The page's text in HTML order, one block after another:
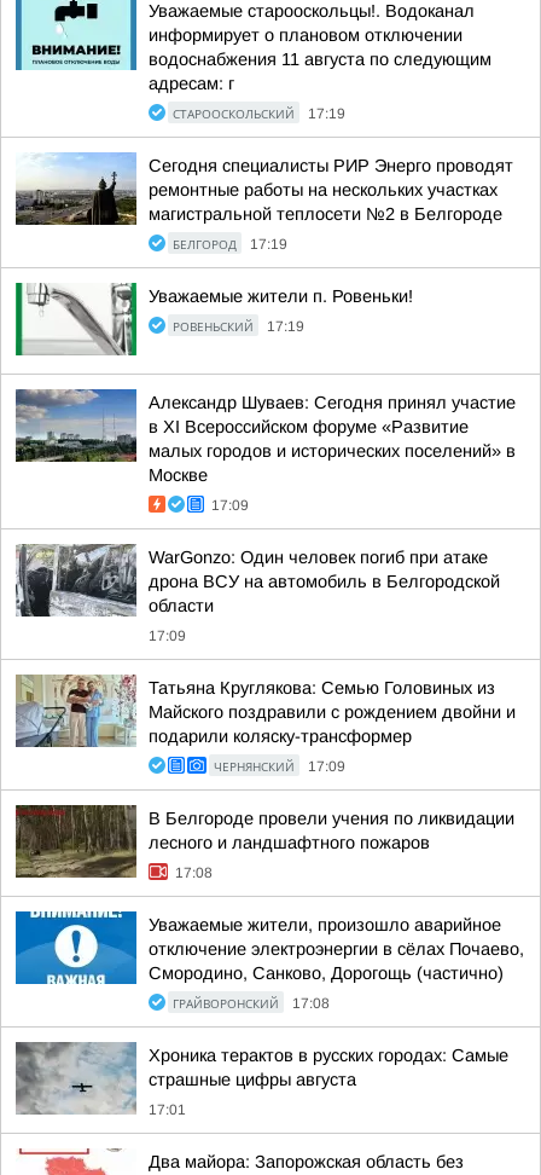
Уважаемые старооскольцы!. Водоканал
информирует о плановом отключении
водоснабжения 11 августа по следующим
адресам: г
СТАРООСКОЛЬСКИЙ 17:19
Сегодня специалисты РИР Энерго проводят
ремонтные работы на нескольких участках
магистральной теплосети №2 в Белгороде
БЕЛГОРОД 17:19
Уважаемые жители п. Ровеньки!
РОВЕНЬСКИЙ 17:19
Александр Шуваев: Сегодня принял участие
в XI Всероссийском форуме «Развитие
малых городов и исторических поселений» в
Москве
17:09
WarGonzo: Один человек погиб при атаке
дрона ВСУ на автомобиль в Белгородской
области
17:09
Татьяна Круглякова: Семью Головиных из
Майского поздравили с рождением двойни и
подарили коляску-трансформер
ЧЕРНЯНСКИЙ 17:09
В Белгороде провели учения по ликвидации
лесного и ландшафтного пожаров
17:08
Уважаемые жители, произошло аварийное
отключение электроэнергии в сёлах Почаево,
Смородино, Санково, Дорогощь (частично)
ГРАЙВОРОНСКИЙ 17:08
Хроника терактов в русских городах: Самые
страшные цифры августа
17:01
Два майора: Запорожская область без